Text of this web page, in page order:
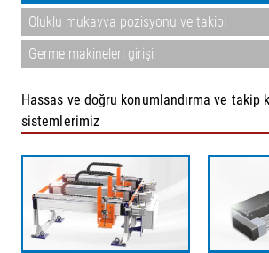
Oluklu mukavva pozisyonu ve takibi
Germe makineleri girişi
Hassas ve doğru konumlandırma ve takip
sistemlerimiz